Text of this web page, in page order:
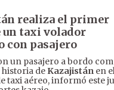
realiza el primer
un taxi volador
con pasajero
un pasajero a bordo
historia de Kazajistán en
taxi aéreo, informó este